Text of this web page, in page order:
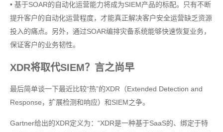
• 基于SOAR的自动化运营能力将成为SIEM产品的标配。只有不断
提升客户的自动化运营程度，才能真正解决客户安全运营缺乏资源
投入的痛点。另外，通过SOAR编排灾备系统能够快速恢复业务，
保证客户的业务韧性。
XDR将取代SIEM？言之尚早
最后简单谈一下最近比较“热”的XDR（Extended Detection and
Response，扩展检测和响应）和SIEM之争。
Gartner给出的XDR定义为：“XDR是一种基于SaaS的、绑定于特